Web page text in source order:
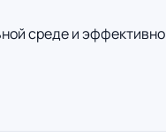
среде и эффективно